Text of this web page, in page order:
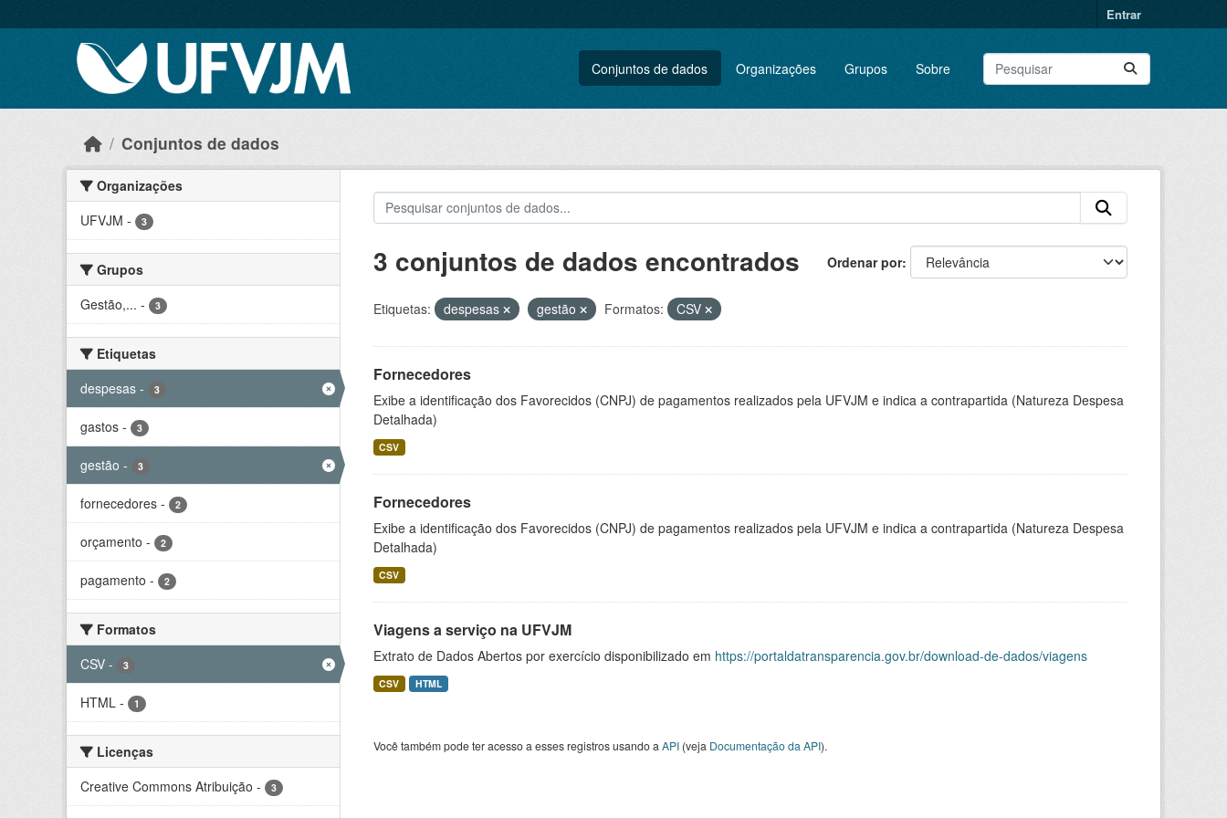
Entrar
Conjuntos de dados Organizações Grupos Sobre
Conjuntos de dados
Organizações
UFVJM - 3
Grupos
Gestão,... - 3
Etiquetas
despesas - 3
gastos - 3
gestão - 3
fornecedores - 2
orçamento - 2
pagamento - 2
Formatos
CSV - 3
HTML - 1
Licenças
Creative Commons Atribuição - 3
Ordenar por
3 conjuntos de dados encontrados
Etiquetas: despesas gestão Formatos: CSV
Fornecedores
Exibe a identificação dos Favorecidos (CNPJ) de pagamentos realizados pela UFVJM e indica a contrapartida (Natureza Despesa
Detalhada)
CSV
Fornecedores
Exibe a identificação dos Favorecidos (CNPJ) de pagamentos realizados pela UFVJM e indica a contrapartida (Natureza Despesa
Detalhada)
CSV
Viagens a serviço na UFVJM
Extrato de Dados Abertos por exercício disponibilizado em https://portaldatransparencia.gov.br/download-de-dados/viagens
CSV HTML
Você também pode ter acesso a esses registros usando a API(veja Documentação da API).